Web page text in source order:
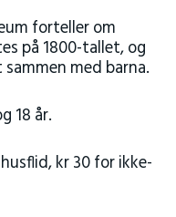
forteller om
på 1800-tallet, og
med barna.
18 år.
kr 30 for ikke-